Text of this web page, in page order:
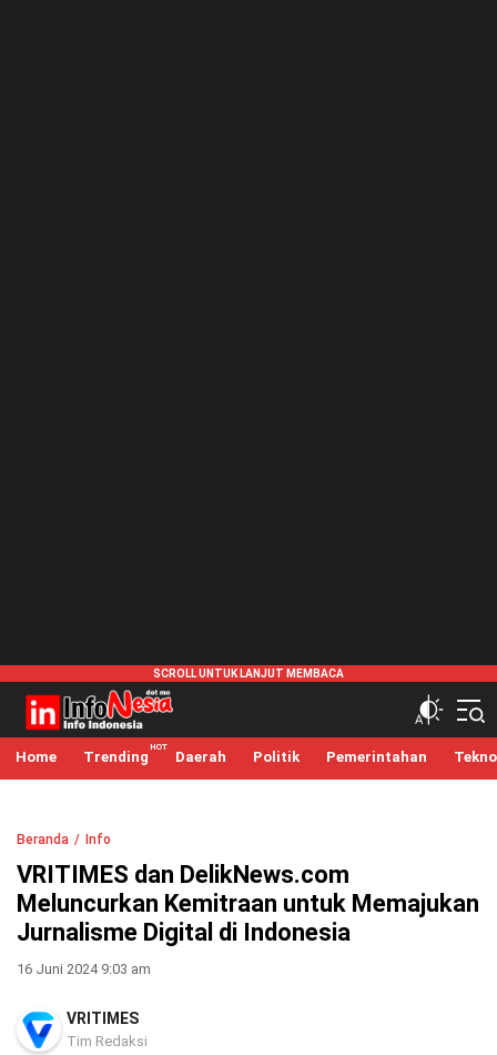
infonesia.me
Info Indonesia
Home Trending Daerah Politik Pemerintahan Tekno
Beranda Info
VRITIMES dan DelikNews.com
Meluncurkan Kemitraan untuk Memajukan
Jurnalisme Digital di Indonesia
16 Juni 2024 9:03 am
VRITIMES
Tim Redaksi